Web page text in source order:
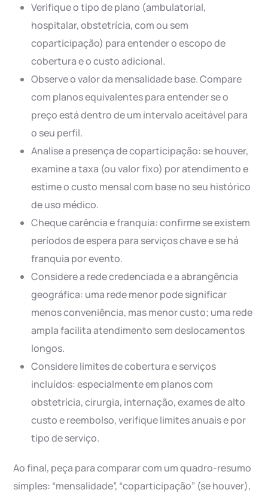
Verifique o tipo de plano (ambulatorial,
hospitalar, obstetrícia, com ou sem
coparticipação) para entender o escopo de
cobertura e o custo adicional.
Observe o valor da mensalidade base. Compare
com planos equivalentes para entender se o
preço está dentro de um intervalo aceitável para
o seu perfil.
Analise a presença de coparticipação: se houver,
examine a taxa (ou valor fixo) por atendimento e
estime o custo mensal com base no seu histórico
de uso médico.
Cheque carência e franquia: confirme se existem
períodos de espera para serviços chave e se há
franquia por evento.
Considere a rede credenciada e a abrangência
geográfica: uma rede menor pode significar
menos conveniência, mas menor custo; uma rede
ampla facilita atendimento sem deslocamentos
longos.
Considere limites de cobertura e serviços
incluídos: especialmente em planos com
obstetrícia, cirurgia, internação, exames de alto
custo e reembolso, verifique limites anuais e por
tipo de serviço.
Ao final, peça para comparar com um quadro-resumo
simples: “mensalidade”, “coparticipação” (se houver),